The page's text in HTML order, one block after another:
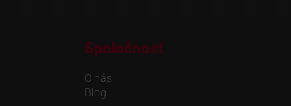
Spoločnosť
O nás
Blog